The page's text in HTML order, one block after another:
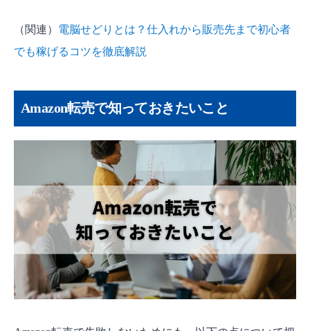
（関連） 電脳せどりとは？仕入れから販売先まで初心者
でも稼げるコツを徹底解説
Amazon転売で知っておきたいこと